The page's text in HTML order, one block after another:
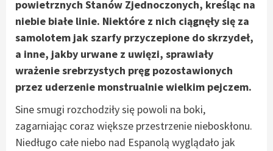
powietrznych Stanów Zjednoczonych, kreśląc na
niebie białe linie. Niektóre z nich ciągnęły się za
samolotem jak szarfy przyczepione do skrzydeł,
a inne, jakby urwane z uwięzi, sprawiały
wrażenie srebrzystych pręg pozostawionych
przez uderzenie monstrualnie wielkim pejczem.
Sine smugi rozchodziły się powoli na boki,
zagarniając coraz większe przestrzenie nieboskłonu.
Niedługo całe niebo nad Espanolą wyglądało jak